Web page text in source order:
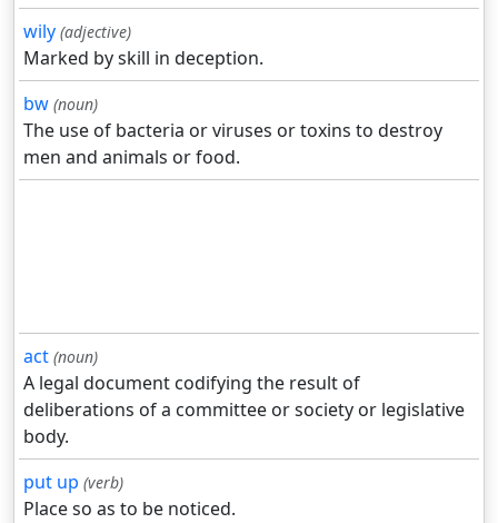
wily (adjective)
Marked by skill in deception.
bw (noun)
The use of bacteria or viruses or toxins to destroy
men and animals or food.
act (noun)
A legal document codifying the result of
deliberations of a committee or society or legislative
body.
put up (verb)
Place so as to be noticed.